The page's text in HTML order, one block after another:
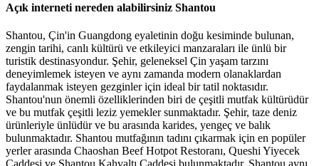
Açık interneti nereden alabilirsiniz Shantou
Shantou, Çin'in Guangdong eyaletinin doğu kesiminde bulunan,
zengin tarihi, canlı kültürü ve etkileyici manzaraları ile ünlü bir
turistik destinasyondur. Şehir, geleneksel Çin yaşam tarzını
deneyimlemek isteyen ve aynı zamanda modern olanaklardan
faydalanmak isteyen gezginler için ideal bir tatil noktasıdır.
Shantou'nun önemli özelliklerinden biri de çeşitli mutfak kültürüdür
ve bu mutfak çeşitli leziz yemekler sunmaktadır. Şehir, taze deniz
ürünleriyle ünlüdür ve bu arasında karides, yengeç ve balık
bulunmaktadır. Shantou mutfağının tadını çıkarmak için en popüler
yerler arasında Chaoshan Beef Hotpot Restoranı, Queshi Yiyecek
Caddesi ve Shantou Kahvaltı Caddesi bulunmaktadır. Shantou aynı